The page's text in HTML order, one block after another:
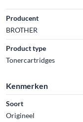
Producent
BROTHER
Product type
Tonercartridges
Kenmerken
Soort
Origineel